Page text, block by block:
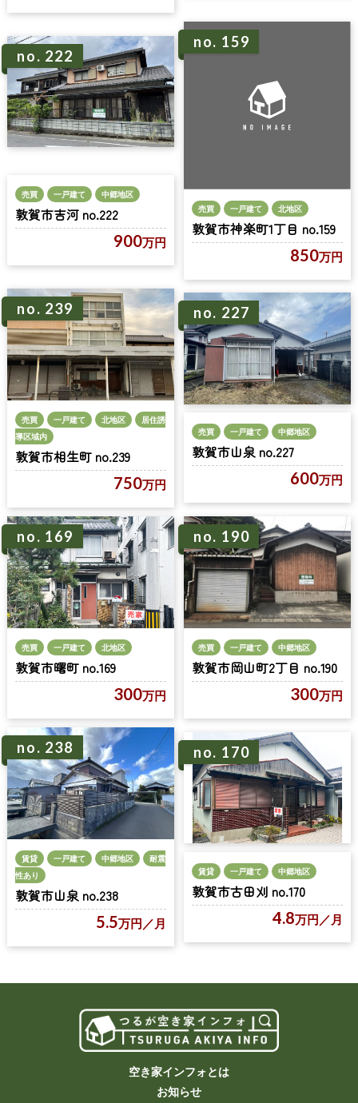
no. 222
売買 一戸建て 中郷地区
敦賀市吉河 no.222
900万円
no. 159
売買 一戸建て 北地区
敦賀市神楽町1丁目 no.159
850万円
no. 239
売買 一戸建て 北地区
居住誘
導区域内
敦賀市相生町 no.239
750万円
no. 227
売買 一戸建て 中郷地区
敦賀市山泉 no.227
600万円
no. 169
売買 一戸建て 北地区
敦賀市曙町 no.169
300万円
no. 190
売買 一戸建て 中郷地区
敦賀市岡山町2丁目 no.190
300万円
no. 238
賃貸 一戸建て 中郷地区
耐震
性あり
敦賀市山泉 no.238
5.5万円 ／月
no. 170
賃貸 一戸建て 中郷地区
敦賀市古田刈 no.170
4.8万円 ／月
空き家インフォとは
お知らせ